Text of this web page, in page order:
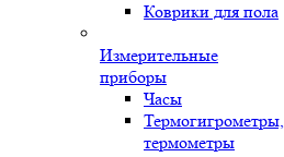
Коврики для пола
Измерительные
приборы
Часы
Термогигрометры,
термометры